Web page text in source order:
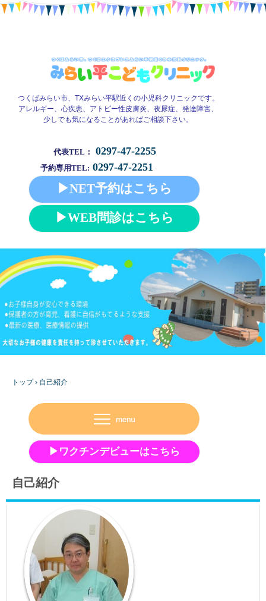
つくばみらい市、TXみらい平駅近くの小児科クリニックです。
アレルギー、心疾患、アトピー性皮膚炎、夜尿症、発達障害、
少しでも気になることがあればご相談下さい。
代表TEL： 0297-47-2255
予約専用TEL: 0297-47-2251
▶NET予約はこちら
▶WEB問診はこちら
トップ › 自己紹介
▶ワクチンデビューはこちら
自己紹介